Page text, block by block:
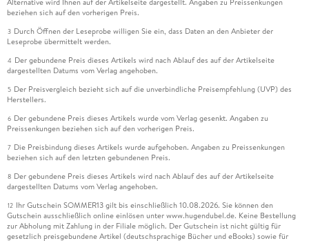
beziehen sich auf den vorherigen Preis.
3 Durch Öffnen der Leseprobe willigen Sie ein, dass Daten an den Anbieter der
Leseprobe übermittelt werden.
4 Der gebundene Preis dieses Artikels wird nach Ablauf des auf der Artikelseite
dargestellten Datums vom Verlag angehoben.
5 Der Preisvergleich bezieht sich auf die unverbindliche Preisempfehlung (UVP) des
Herstellers.
6 Der gebundene Preis dieses Artikels wurde vom Verlag gesenkt. Angaben zu
Preissenkungen beziehen sich auf den vorherigen Preis.
7 Die Preisbindung dieses Artikels wurde aufgehoben. Angaben zu Preissenkungen
beziehen sich auf den letzten gebundenen Preis.
8 Der gebundene Preis dieses Artikels wird nach Ablauf des auf der Artikelseite
dargestellten Datums vom Verlag angehoben.
12 Ihr Gutschein SOMMER13 gilt bis einschließlich 10.08.2026. Sie können den
Gutschein ausschließlich online einlösen unter www.hugendubel.de. Keine Bestellung
zur Abholung mit Zahlung in der Filiale möglich. Der Gutschein ist nicht gültig für
gesetzlich preisgebundene Artikel (deutschsprachige Bücher und eBooks) sowie für